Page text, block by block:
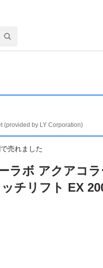
(provided by LY Corporation)
で売れました
ラボ アクアコ
チリフト EX